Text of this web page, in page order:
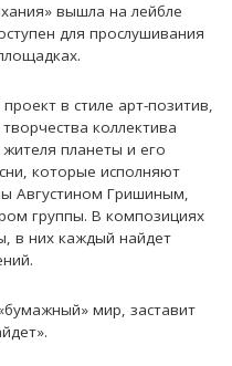
вышла на лейбле
для прослушивания
в стиле арт-позитив,
коллектива
планеты и его
которые исполняют
Августином Гришиным,
группы. В композициях
в них каждый найдет
мир, заставит